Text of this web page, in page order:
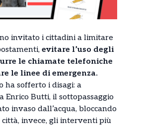
invitato i cittadini a limitare
evitare l’uso degli
le chiamate telefoniche
le linee di emergenza.
ha sofferto i disagi: a
Enrico Butti, il sottopassaggio
invaso dall’acqua, bloccando
invece, gli interventi più